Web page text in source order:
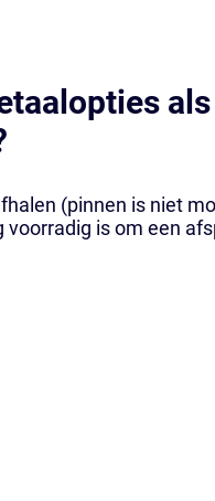
(pinnen is niet
is om een